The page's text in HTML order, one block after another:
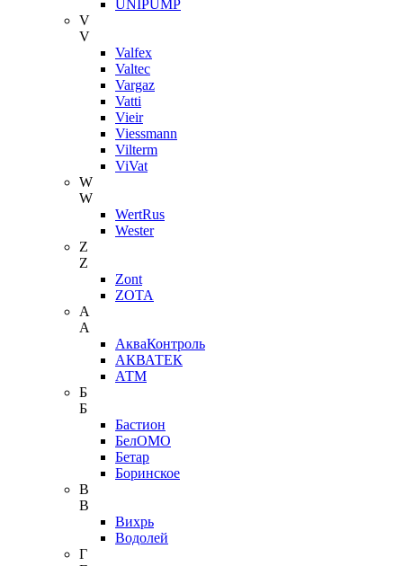
UNIPUMP
V
V
Valfex
Valtec
Vargaz
Vatti
Vieir
Viessmann
Vilterm
ViVat
W
W
WertRus
Wester
Z
Z
Zont
ZOTA
А
А
АкваКонтроль
АКВАТЕК
АТМ
Б
Б
Бастион
БелОМО
Бетар
Боринское
В
В
Вихрь
Водолей
Г